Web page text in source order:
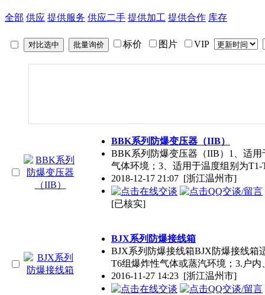
全部 供应 提供服务 供应二手 提供加工 提供合作 库存
标价 图片 VIP
BBK系列防爆变压器（IIB）
BBK系列防爆变压器（IIB）1、适
气体环境；3、适用于温度组别为T1-
2018-12-17 21:07 [浙江温州市]
[已核实]
BJX系列防爆接线箱
BJX系列防爆接线箱BJX防爆接线箱
T6组爆炸性气体或蒸汽环境；3.户内
2016-11-27 14:23 [浙江温州市]